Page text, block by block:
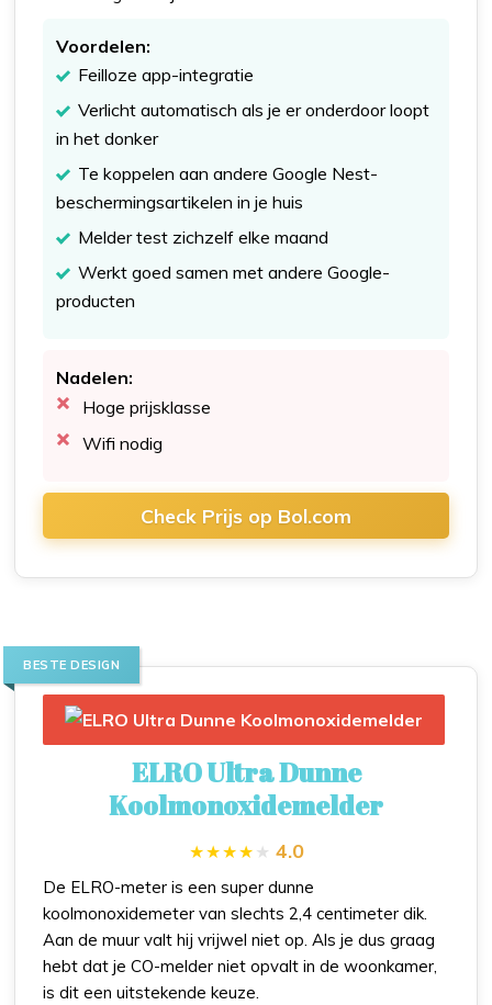
Voordelen:
Feilloze app-integratie
Verlicht automatisch als je er onderdoor loopt
in het donker
Te koppelen aan andere Google Nest-
beschermingsartikelen in je huis
Melder test zichzelf elke maand
Werkt goed samen met andere Google-
producten
Nadelen:
Hoge prijsklasse
Wifi nodig
Check Prijs op Bol.com
BESTE DESIGN
ELRO Ultra Dunne
Koolmonoxidemelder
4.0
De ELRO-meter is een super dunne
koolmonoxidemeter van slechts 2,4 centimeter dik.
Aan de muur valt hij vrijwel niet op. Als je dus graag
hebt dat je CO-melder niet opvalt in de woonkamer,
is dit een uitstekende keuze.